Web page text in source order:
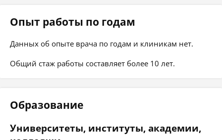
Опыт работы по годам
Данных об опыте врача по годам и клиникам нет.
Общий стаж работы составляет более 10 лет.
Образование
Университеты, институты, академии,